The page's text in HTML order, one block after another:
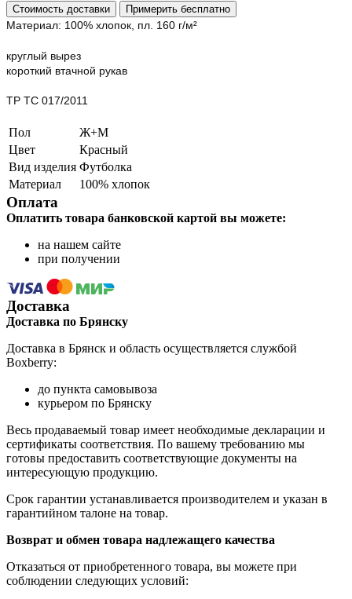
Стоимость доставки Примерить бесплатно
Материал: 100% хлопок, пл. 160 г/м²
круглый вырез
короткий втачной рукав
ТР ТС 017/2011
Пол
Ж+М
Цвет
Красный
Вид изделия Футболка
Материал
100% хлопок
Оплата
Оплатить товара банковской картой вы можете:
на нашем сайте
при получении
Доставка
Доставка по Брянску
Доставка в Брянск и область осуществляется службой
Boxberry:
до пункта самовывоза
курьером по Брянску
Весь продаваемый товар имеет необходимые декларации и
сертификаты соответствия. По вашему требованию мы
готовы предоставить соответствующие документы на
интересующую продукцию.
Срок гарантии устанавливается производителем и указан в
гарантийном талоне на товар.
Возврат и обмен товара надлежащего качества
Отказаться от приобретенного товара, вы можете при
соблюдении следующих условий: